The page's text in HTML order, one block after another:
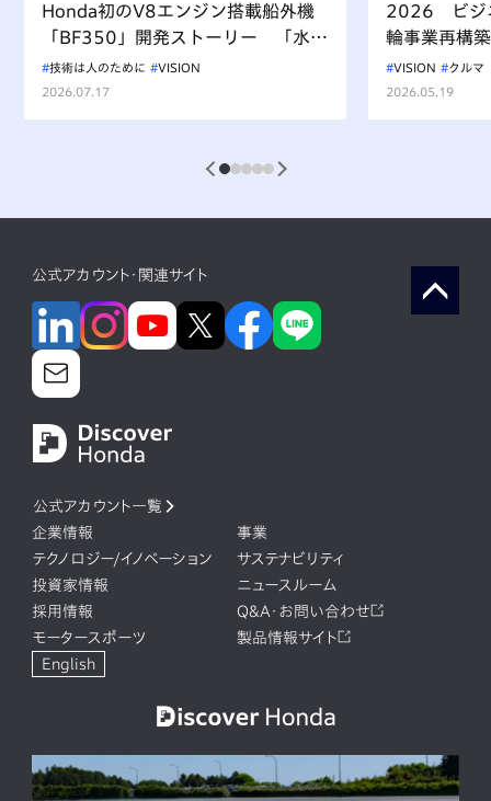
Honda初のV8エンジン搭載船外機
「BF350」開発ストーリー 「水上
を走るもの、水を汚すべからず」を
受け継ぐ挑戦
技術は人のために
VISION
2026.07.17
2026 ビジ
輪事業再構
VISION
クルマ
2026.05.19
1 2 3 4 5
公式アカウント・関連サイト
公式アカウント一覧
企業情報
事業
テクノロジー/イノベーション
サステナビリティ
投資家情報
ニュースルーム
採用情報
Q&A・お問い合わせ
モータースポーツ
製品情報サイト
English